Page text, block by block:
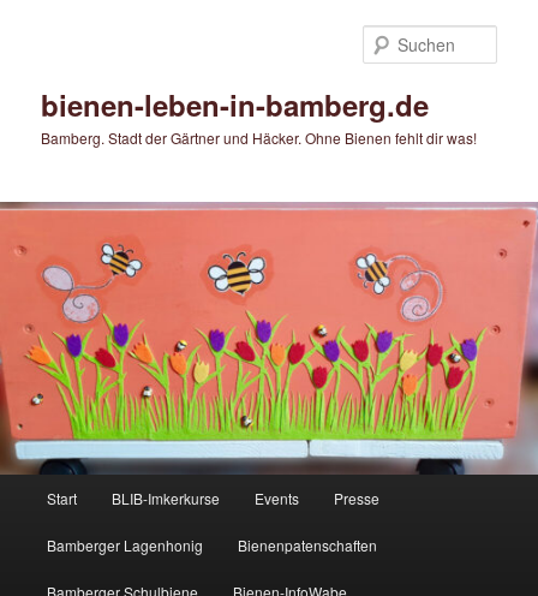
bienen-leben-in-bamberg.de
Bamberg. Stadt der Gärtner und Häcker. Ohne Bienen fehlt dir was!
Start BLIB-Imkerkurse Events Presse
Bamberger Lagenhonig Bienenpatenschaften